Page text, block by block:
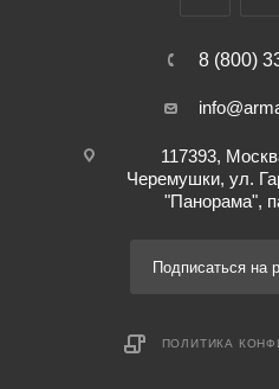
8 (800)
117393,
Черемушки, ул.
"Панорама",
Подписаться на
ПОЛИТИКА